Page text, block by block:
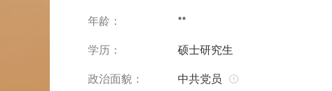
年龄：
**
学历：
硕士研究生
政治面貌：
中共党员